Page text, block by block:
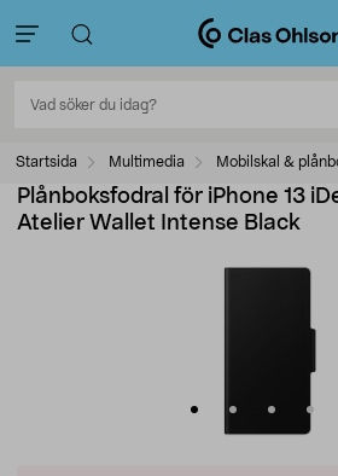
Startsida Multimedia Mobilskal &
Plånboksfodral för iPhone 13
Atelier Wallet Intense Black